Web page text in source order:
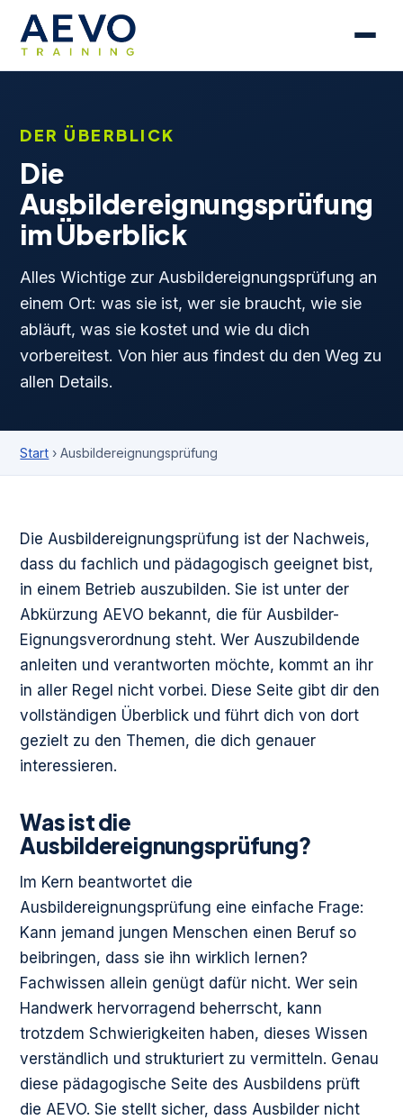
DER ÜBERBLICK
Die
Ausbildereignungsprüfung
im Überblick
Alles Wichtige zur Ausbildereignungsprüfung an
einem Ort: was sie ist, wer sie braucht, wie sie
abläuft, was sie kostet und wie du dich
vorbereitest. Von hier aus findest du den Weg zu
allen Details.
Start › Ausbildereignungsprüfung
Die Ausbildereignungsprüfung ist der Nachweis,
dass du fachlich und pädagogisch geeignet bist,
in einem Betrieb auszubilden. Sie ist unter der
Abkürzung AEVO bekannt, die für Ausbilder-
Eignungsverordnung steht. Wer Auszubildende
anleiten und verantworten möchte, kommt an ihr
in aller Regel nicht vorbei. Diese Seite gibt dir den
vollständigen Überblick und führt dich von dort
gezielt zu den Themen, die dich genauer
interessieren.
Was ist die
Ausbildereignungsprüfung?
Im Kern beantwortet die
Ausbildereignungsprüfung eine einfache Frage:
Kann jemand jungen Menschen einen Beruf so
beibringen, dass sie ihn wirklich lernen?
Fachwissen allein genügt dafür nicht. Wer sein
Handwerk hervorragend beherrscht, kann
trotzdem Schwierigkeiten haben, dieses Wissen
verständlich und strukturiert zu vermitteln. Genau
diese pädagogische Seite des Ausbildens prüft
die AEVO. Sie stellt sicher, dass Ausbilder nicht